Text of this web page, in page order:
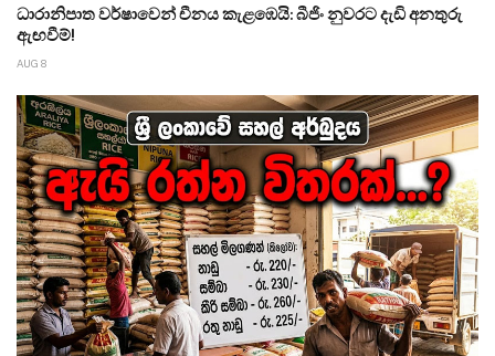
ධාරානිපාත වර්ෂාවෙන් චීනය කැළඹෙයි: බීජිං නුවරට දැඩි අනතුරු
ඇඟවීම්!
AUG 8